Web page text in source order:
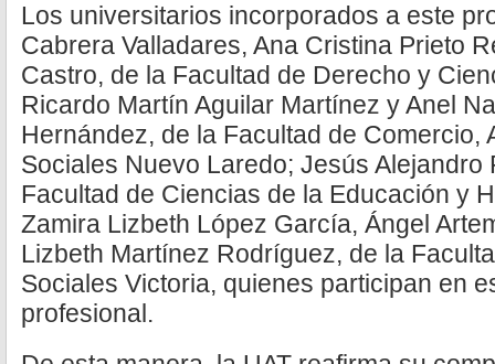
Los universitarios incorporados a este
Cabrera Valladares, Ana Cristina Prieto
Castro, de la Facultad de Derecho y
Ricardo Martín Aguilar Martínez y Anel
Hernández, de la Facultad de Comercio,
Sociales Nuevo Laredo; Jesús Alejandro
Facultad de Ciencias de la Educación y
Zamira Lizbeth López García, Ángel
Lizbeth Martínez Rodríguez, de la
Sociales Victoria, quienes participan en
profesional.